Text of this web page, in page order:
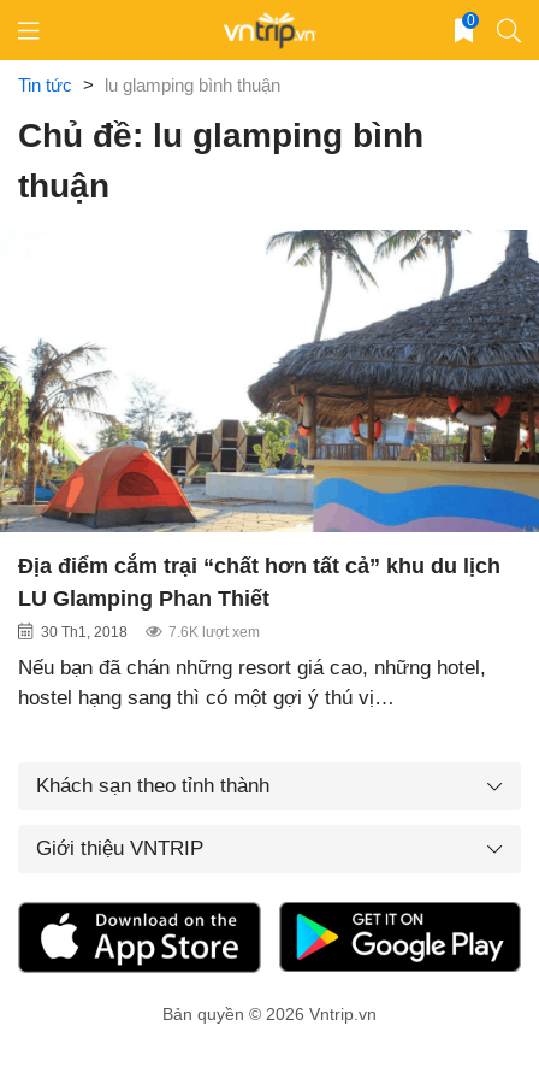
content
0
Tin tức > lu glamping bình thuận
Chủ đề: lu glamping bình
thuận
Địa điểm cắm trại “chất hơn tất cả” khu du lịch
LU Glamping Phan Thiết
30 Th1, 2018 7.6K lượt xem
Nếu bạn đã chán những resort giá cao, những hotel,
hostel hạng sang thì có một gợi ý thú vị…
Khách sạn theo tỉnh thành
Giới thiệu VNTRIP
Bản quyền © 2026 Vntrip.vn